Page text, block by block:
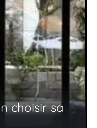
choisir sa